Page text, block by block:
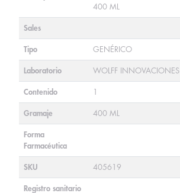
400 ML
Sales
Tipo GENÉRICO
Laboratorio WOLFF INNOVACIONES
Contenido 1
Gramaje 400 ML
Forma
Farmacéutica
SKU 405619
Registro sanitario